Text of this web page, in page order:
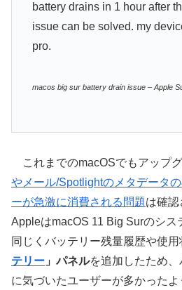
battery drains in 1 hour after
issue can be solved. my
pro.
macos big sur battery drain issue – Apple
これまでのmacOSでもアップグ
やメール/Spotlightのメタデータ
ーが急激に消費される問題は確認
AppleはmacOS 11 Big Surのシス
同じくバッテリー残量履歴や使
テリー 」パネルを追加したため
に気づいたユーザーが多かったよ